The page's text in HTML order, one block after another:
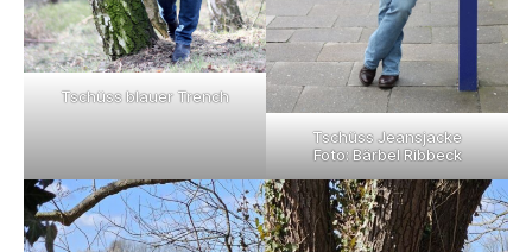
Tschüss blauer Trench
Tschüss Jeansjacke
Foto: Bärbel Ribbeck